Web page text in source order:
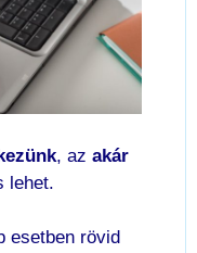
, az akár
lehet.
esetben rövid